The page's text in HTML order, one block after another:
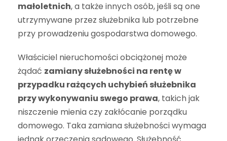
małoletnich, a także innych osób, jeśli są one
utrzymywane przez służebnika lub potrzebne
przy prowadzeniu gospodarstwa domowego.
Właściciel nieruchomości obciążonej może
żądać zamiany służebności na rentę w
przypadku rażących uchybień służebnika
przy wykonywaniu swego prawa, takich jak
niszczenie mienia czy zakłócanie porządku
domowego. Taka zamiana służebności wymaga